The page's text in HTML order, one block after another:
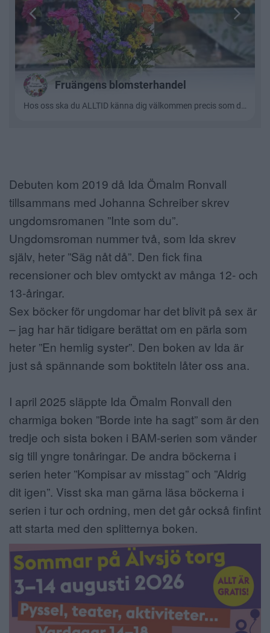
Debuten kom 2019 då Ida Ömalm Ronvall
tillsammans med Johanna Schreiber skrev
ungdomsromanen ”Inte som du”.
Ungdomsroman nummer två, som Ida skrev
själv, heter ”Säg nåt då”. Den fick fina
recensioner och blev omtyckt av många 12- och
13-åringar.
Sex böcker för ungdomar har det blivit på sex är
– jag har här tidigare berättat om en pärla som
heter ”En hemlig syster”. Den boken av Ida är
just så spännande som boktiteln låter oss ana.
I april 2025 släppte Ida Ömalm Ronvall den
charmiga boken ”Borde inte ha sagt” som är den
tredje och sista boken i BAM-serien som vänder
sig till yngre tonåringar. De andra böckerna i
serien heter ”Kompisar av misstag” och ”Aldrig
dit igen”. Visst ska man gärna läsa böckerna i
serien i tur och ordning, men det går också finfint
att starta med den splitternya boken.